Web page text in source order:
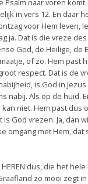
Psalm naar voren
in vers 12. En daar
voor Hem leven,
ja. Dat is die vreze
God, de Heilige, de
of zo. Hem past
respect. Dat is de
is God in
nabij. Als op de huid.
niet. Hem past dus
is God vrezen. Ja, dan
omgang met Hem, dat
dus, die het hele
zo mooi zegt in